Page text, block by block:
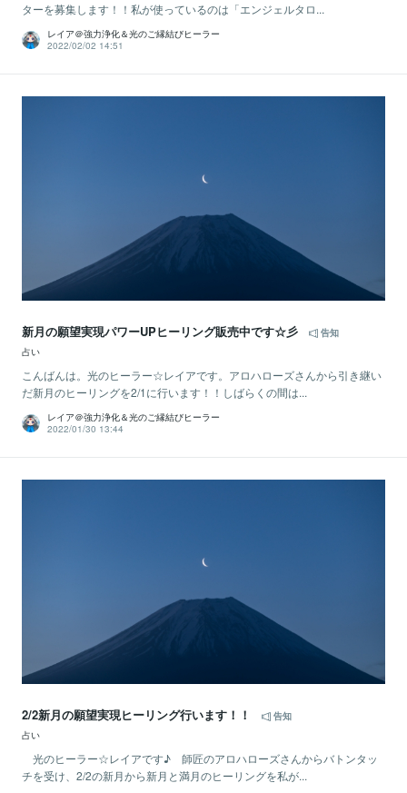
ターを募集します！！私が使っているのは「エンジェルタロ...
レイア＠強力浄化＆光のご縁結びヒーラー
2022/02/02 14:51
新月の願望実現パワーUPヒーリング販売中です☆彡
告知
占い
こんばんは。光のヒーラー☆レイアです。アロハローズさんから引き継い
だ新月のヒーリングを2/1に行います！！しばらくの間は...
レイア＠強力浄化＆光のご縁結びヒーラー
2022/01/30 13:44
2/2新月の願望実現ヒーリング行います！！
告知
占い
光のヒーラー☆レイアです♪ 師匠のアロハローズさんからバトンタッ
チを受け、2/2の新月から新月と満月のヒーリングを私が...